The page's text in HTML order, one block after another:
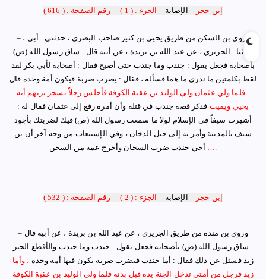
إبن حجر – الإصابة – الجزء : ( 1 ) – رقم الصفحة : ( 616 )
– وروى بن السكن من طريق يحيى بن كثير صاحب البصري ، حدثني : أبي ،
حدثنا : الجريري ، عن عبد الله بن بريدة ، عن أبيه قال : ساق رسول الله (ص)
بأصحابه فجعل يقول : جندب وما جندب حتى أصبح فقال : أصحابه لأبي بكر لقد
لقظ بكلمتين ما ندري ما هما فسأله ، فقال : يضرب ضربة فيكون أمة وحده قال
:فلما ولي عثمان ولي الوليد بن عقبة الكوفة فأجلس رجلاًًً يسحر يريهم أنه
يحيي ويميت فذكر قصة جندب في قتله وأن أمره رفع إلى عثمان فقال له :
أشهرت سيفاً في الإسلام لولا ما سمعت رسول الله (ص) فيك لضربتك بأجود
سيف بالمدينة وأمر به إلى جبل الدخان ، وفي الإستيعاب من وجه آخر أن بن
أخي جندب ضرب السجان وأخرج عمه من السجن
إبن حجر – الإصابة – الجزء : ( 2 ) – رقم الصفحة : ( 532 )
– وروى بن منده من طريق الجريري ، عن عبد الله بن بريدة ، عن أبيه قال
: ساق رسول الله (ص) بأصحابه فجعل يقول : جندب وما جندب والأقطع الحبر
زيد فسئل عن ذلك فقال : أما جندب فيضرب ضربة يكون فيها أمة وحده ، وأما
زيد فرجل من أمتي تدخل الجنة يده قبل بدنه فلما ولى الوليد بن عقبة الكوفة